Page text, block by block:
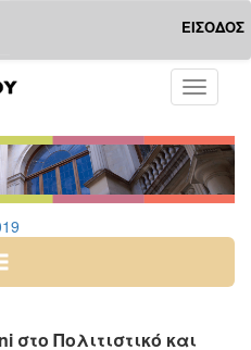
ΕΙΣΟΔΟΣ
Toggle
στο Πολιτιστικό και